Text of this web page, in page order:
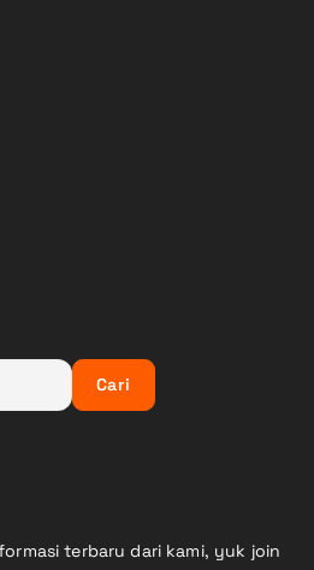
terbaru dari kami, yuk join